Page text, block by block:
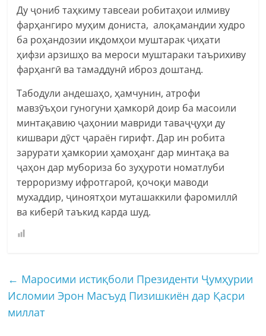
Ду ҷониб таҳкиму тавсеаи робитаҳои илмиву
фарҳангиро муҳим дониста, алоқамандии худро
ба роҳандозии иқдомҳои муштарак ҷиҳати
ҳифзи арзишҳо ва мероси муштараки таърихиву
фарҳангӣ ва тамаддунӣ иброз доштанд.
Табодули андешаҳо, ҳамчунин, атрофи
мавзӯъҳои гуногуни ҳамкорӣ доир ба масоили
минтақавию ҷаҳонии мавриди таваҷҷуҳи ду
кишвари дӯст ҷараён гирифт. Дар ин робита
зарурати ҳамкории ҳамоҳанг дар минтақа ва
ҷаҳон дар мубориза бо зуҳуроти номатлуби
терроризму ифротгароӣ, қочоқи маводи
мухаддир, ҷиноятҳои муташаккили фаромиллӣ
ва киберӣ таъкид карда шуд.
← Маросими истиқболи Президенти Ҷумҳурии
Исломии Эрон Масъуд Пизишкиён дар Қасри
миллат